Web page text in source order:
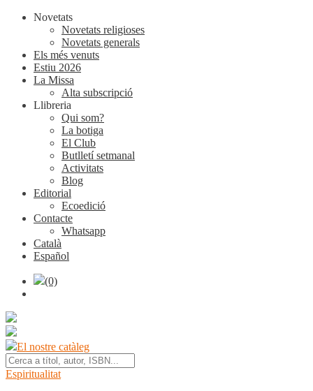
Novetats
Novetats religioses
Novetats generals
Els més venuts
Estiu 2026
La Missa
Alta subscripció
Llibreria
Qui som?
La botiga
El Club
Butlletí setmanal
Activitats
Blog
Editorial
Ecoedició
Contacte
Whatsapp
Català
Español
(0)
El nostre catàleg
Espiritualitat